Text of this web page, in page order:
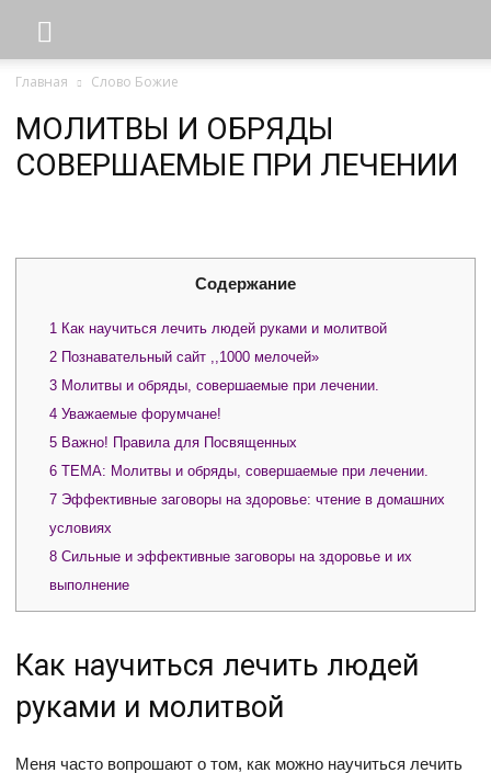
Главная Слово Божие
МОЛИТВЫ И ОБРЯДЫ
СОВЕРШАЕМЫЕ ПРИ ЛЕЧЕНИИ
Содержание
1 Как научиться лечить людей руками и молитвой
2 Познавательный сайт ,,1000 мелочей»
3 Молитвы и обряды, совершаемые при лечении.
4 Уважаемые форумчане!
5 Важно! Правила для Посвященных
6 ТЕМА: Молитвы и обряды, совершаемые при лечении.
7 Эффективные заговоры на здоровье: чтение в домашних
условиях
8 Сильные и эффективные заговоры на здоровье и их
выполнение
Как научиться лечить людей
руками и молитвой
Меня часто вопрошают о том, как можно научиться лечить